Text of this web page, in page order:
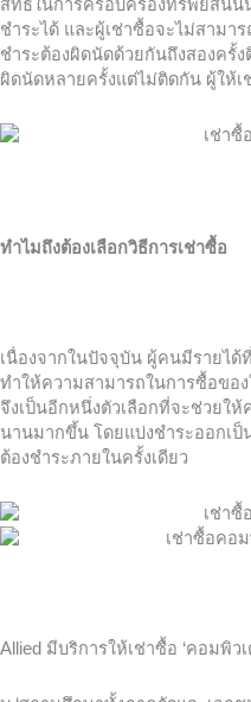
สิทธิในการครอบครองทรัพย์สินนั้
ชำระได้ และผู้เช่าซื้อจะไม่สามา
ชำระต้องผิดนัดด้วยกันถึงสองครั้
ผิดนัดหลายครั้งแต่ไม่ติดกัน ผู้ให้
ทำไมถึงต้องเลือกวิธีการเช่าซื้อ
เนื่องจากในปัจจุบัน ผู้คนมีรายไ
ทำให้ความสามารถในการซื้อขอ
จึงเป็นอีกหนึ่งตัวเลือกที่จะช่วยใ
นานมากขึ้น โดยแบ่งชำระออกเป็
ต้องชำระภายในครั้งเดียว
Allied มีบริการให้เช่าซื้อ ‘คอมพิ